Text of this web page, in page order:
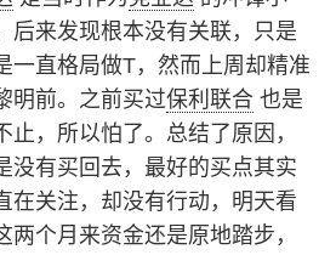
后来发现根本没有关联，只是
一直格局做T，然而上周却精准
明前。之前买过保利联合 也是
，所以怕了。总结了原因，
没有买回去，最好的买点其实
在关注，却没有行动，明天看
两个月来资金还是原地踏步，